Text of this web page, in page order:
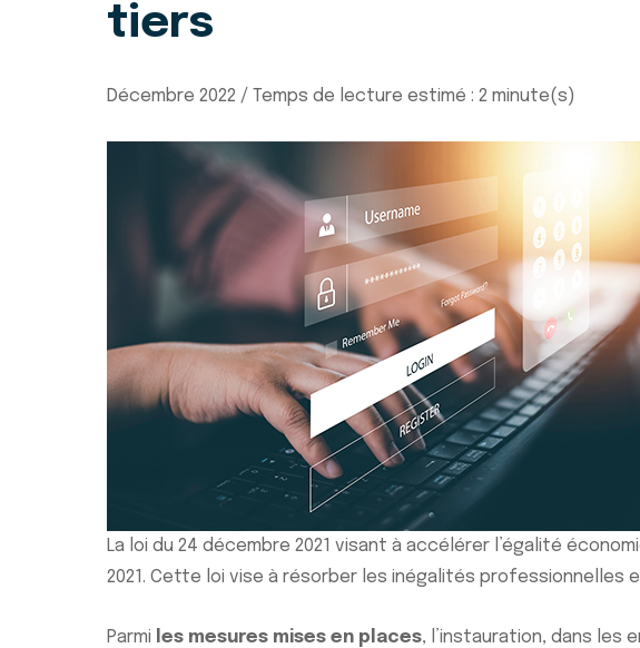
tiers
Décembre 2022 / Temps de lecture estimé : 2 minute(s)
La loi du 24 décembre 2021 visant à accélérer l’égalité
2021. Cette loi vise à résorber les inégalités professionnelles
Parmi les mesures mises en places, l’instauration, dans les